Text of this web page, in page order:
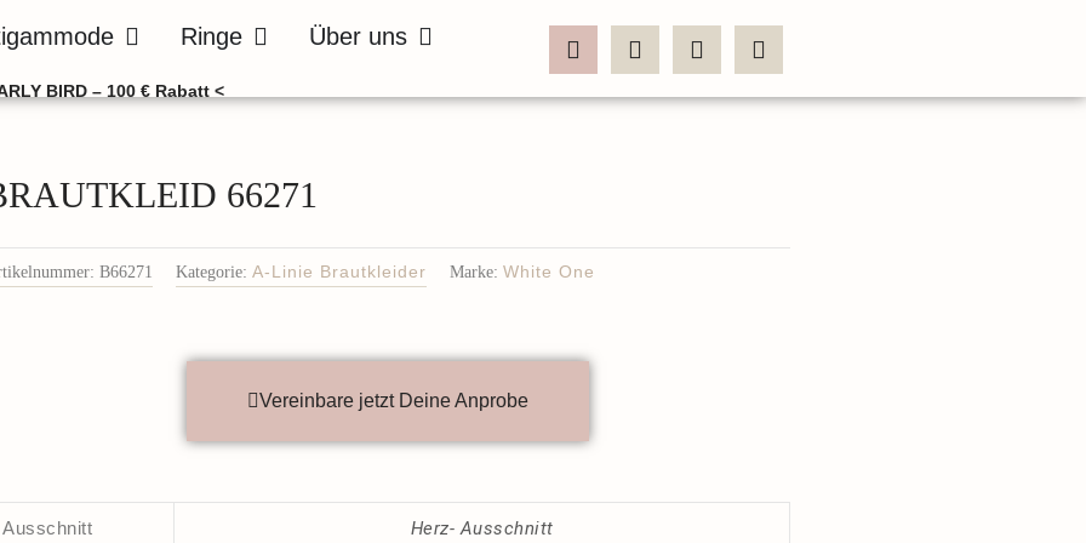
Öffne Bräutigammode
Ringe Öffne RingeÜber uns Öffne Über uns
BIRD – 100 € Rabatt <
66271
B66271 Kategorie: A-Linie Brautkleider Marke: White One
Vereinbare jetzt Deine Anprobe
Ausschnitt Herz- Ausschnitt